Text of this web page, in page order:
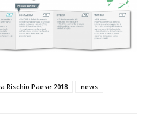
Rischio Paese 2018 news